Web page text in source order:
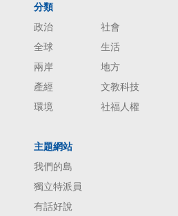
分類
政治
社會
全球
生活
兩岸
地方
產經
文教科技
環境
社福人權
主題網站
我們的島
獨立特派員
有話好說